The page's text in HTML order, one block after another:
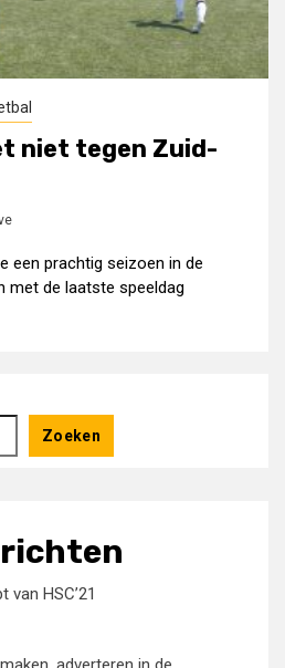
niet tegen Zuid-
een prachtig seizoen in de
met de laatste speeldag
Zoeken
HSC’21